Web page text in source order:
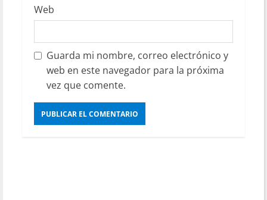
Web
Guarda mi nombre, correo electrónico y
web en este navegador para la próxima
vez que comente.